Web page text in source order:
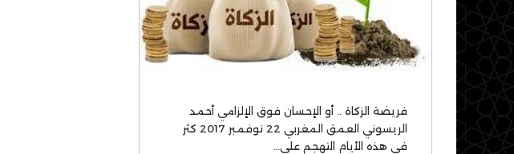
فريضة الزكاة .. أو الإحسان فوق الإلزامي أحمد
الريسوني العمق المغربي 22 نوفمبر 2017 كثر
في هذه الأيام التهجم على…